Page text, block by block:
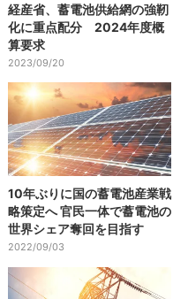
経産省、蓄電池供給網の強靭
化に重点配分 2024年度概
算要求
2023/09/20
10年ぶりに国の蓄電池産業戦
略策定へ 官民一体で蓄電池の
世界シェア奪回を目指す
2022/09/03